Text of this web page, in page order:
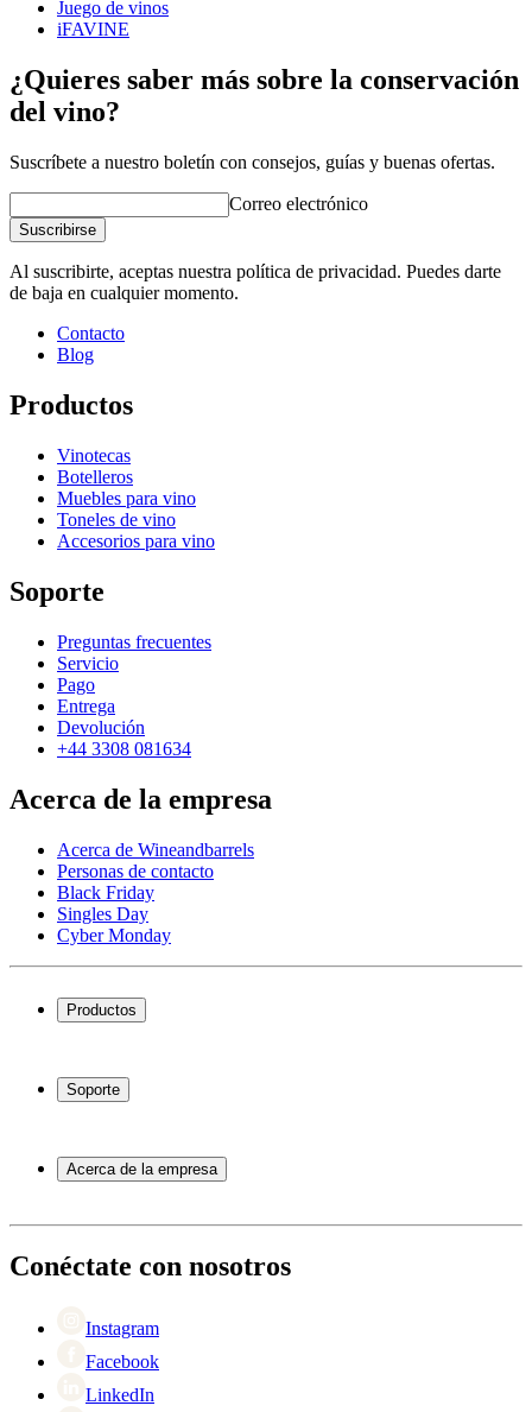
Juego de vinos
iFAVINE
¿Quieres saber más sobre la conservación
del vino?
Suscríbete a nuestro boletín con consejos, guías y buenas ofertas.
Correo electrónico
Suscribirse
Al suscribirte, aceptas nuestra política de privacidad. Puedes darte
de baja en cualquier momento.
Contacto
Blog
Productos
Vinotecas
Botelleros
Muebles para vino
Toneles de vino
Accesorios para vino
Soporte
Preguntas frecuentes
Servicio
Pago
Entrega
Devolución
+44 3308 081634
Acerca de la empresa
Acerca de Wineandbarrels
Personas de contacto
Black Friday
Singles Day
Cyber Monday
Productos
Botelleros
Muebles para vino
Soporte
Servicio
Pago
Devolución
Acerca de la empresa
Black Friday
Singles Day
Conéctate con nosotros
Instagram
Facebook
LinkedIn